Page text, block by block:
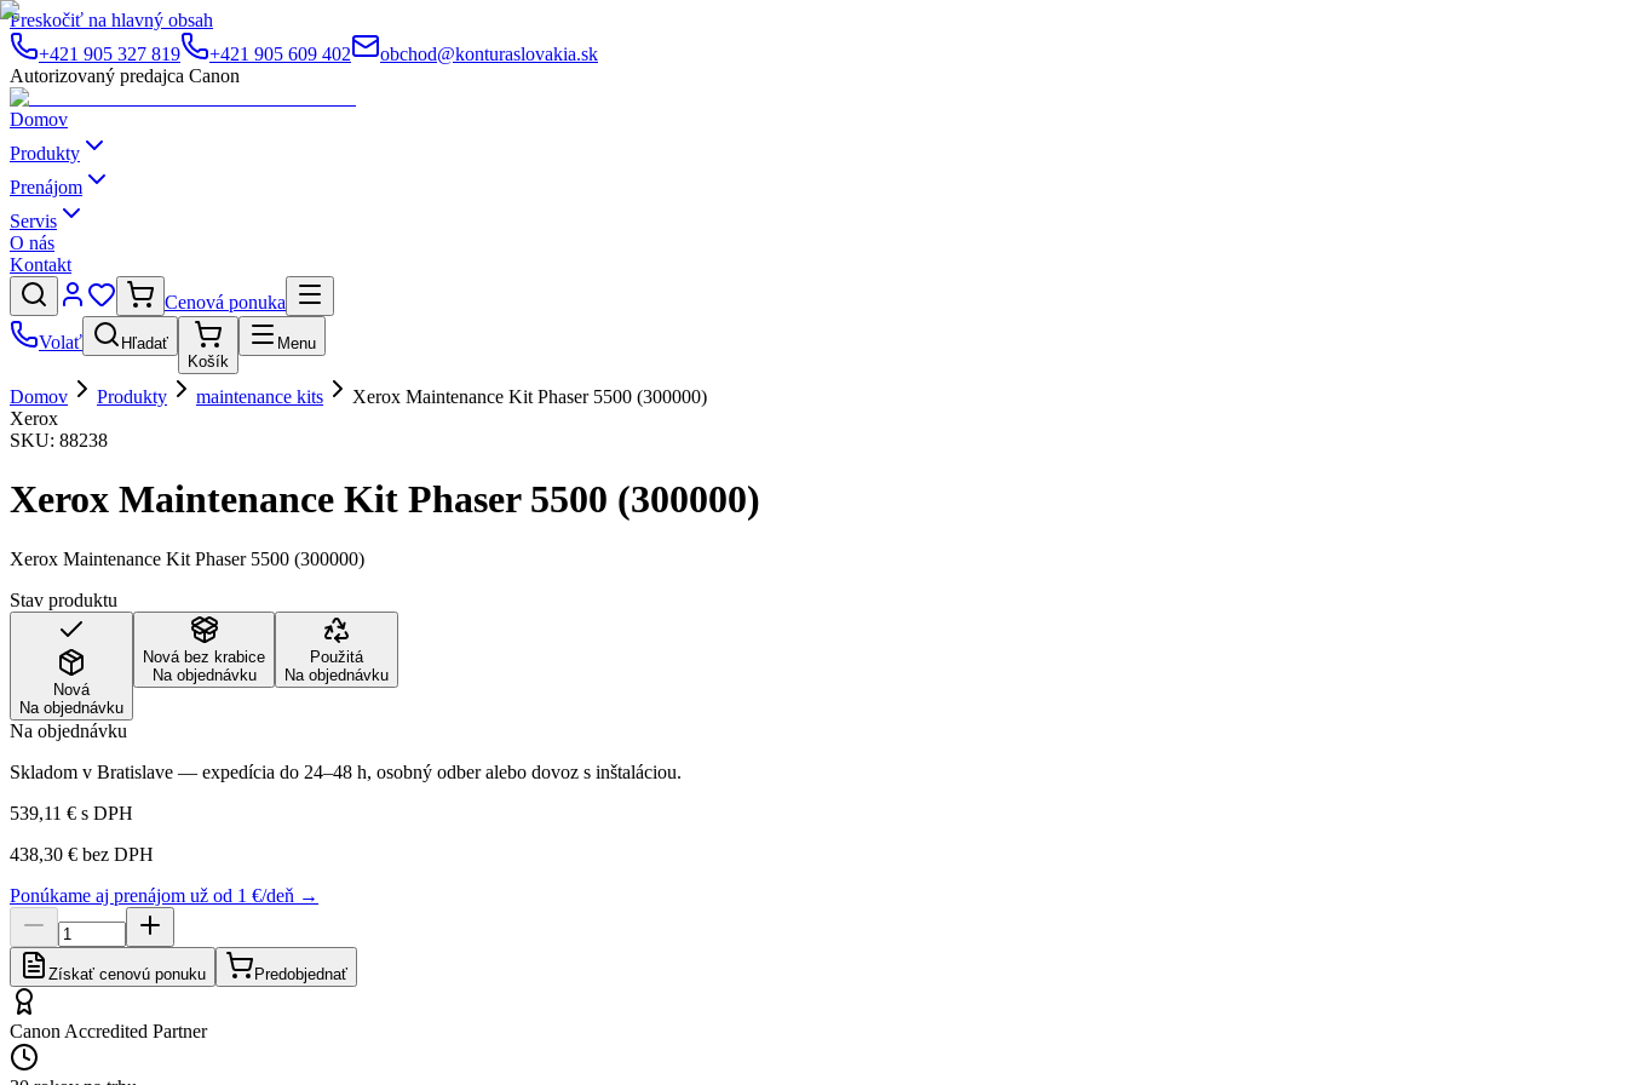
Preskočiť na hlavný obsah
+421 905 327 819
+421 905 609 402
obchod@konturaslovakia.sk
Autorizovaný predajca Canon
Domov
Produkty
Prenájom
Servis
O nás
Kontakt
Cenová ponuka
Volať
Hľadať
Košík
Menu
Domov Produkty maintenance kits
Xerox Maintenance Kit Phaser 5500 (300000)
Xerox
SKU: 88238
Xerox Maintenance Kit Phaser 5500 (300000)
Xerox Maintenance Kit Phaser 5500 (300000)
Stav produktu
Nová
Na objednávku
Nová bez krabice
Na objednávku
Použitá
Na objednávku
Na objednávku
Skladom v Bratislave — expedícia do 24–48 h, osobný odber alebo dovoz s inštaláciou.
539,11 € s DPH
438,30 € bez DPH
Ponúkame aj prenájom už od 1 €/deň →
Získať cenovú ponuku Predobjednať
Canon Accredited Partner